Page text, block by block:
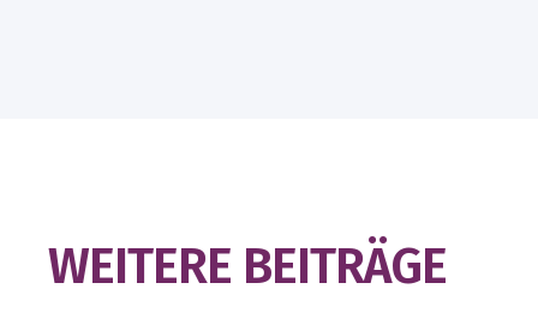
WEITERE BEITRÄGE